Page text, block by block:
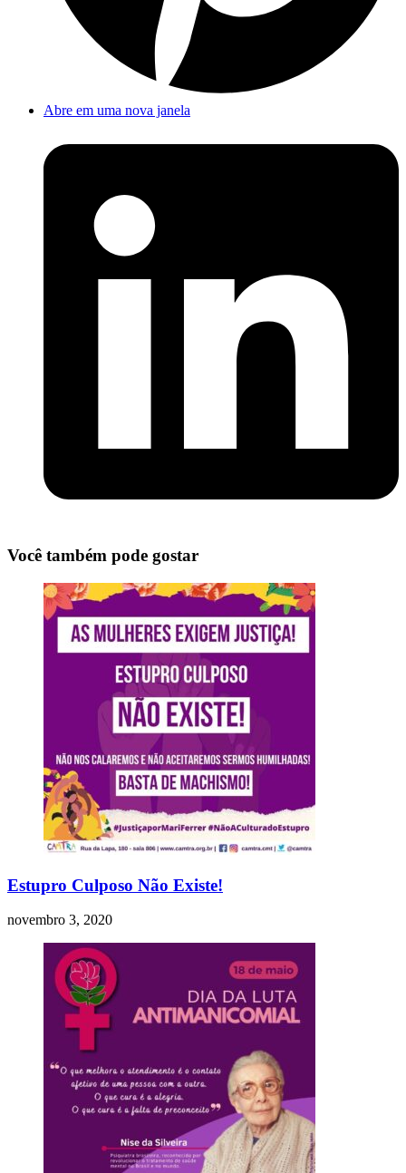
Abre em uma nova janela
Você também pode gostar
Estupro Culposo Não Existe!
novembro 3, 2020